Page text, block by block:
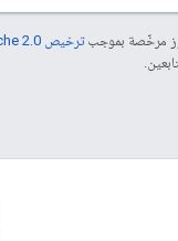
مرخّصة بموجبترخيص Apache 2.0‏